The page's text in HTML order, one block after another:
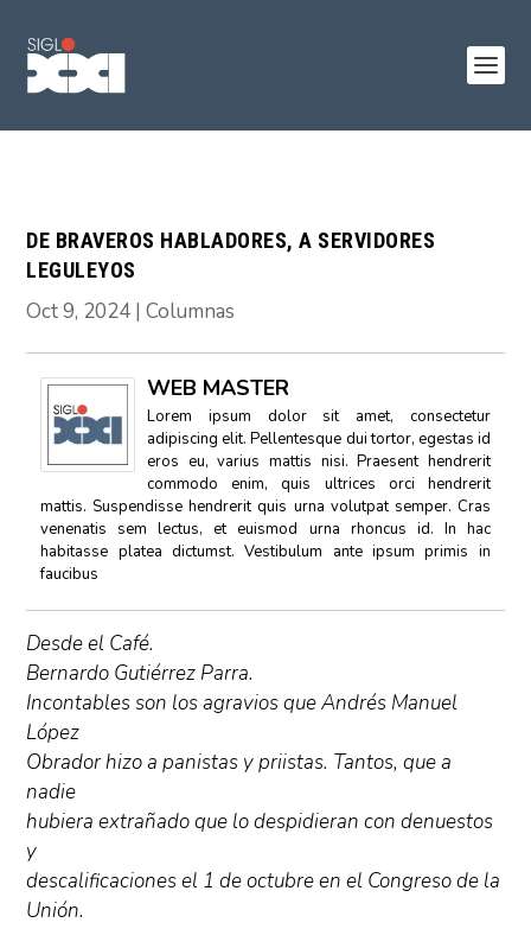
DE BRAVEROS HABLADORES, A SERVIDORES
LEGULEYOS
Oct 9, 2024 |Columnas
WEB MASTER
Lorem ipsum dolor sit amet, consectetur
adipiscing elit. Pellentesque dui tortor, egestas id
eros eu, varius mattis nisi. Praesent hendrerit
commodo enim, quis ultrices orci hendrerit
mattis. Suspendisse hendrerit quis urna volutpat semper. Cras
venenatis sem lectus, et euismod urna rhoncus id. In hac
habitasse platea dictumst. Vestibulum ante ipsum primis in
faucibus
Desde el Café.
Bernardo Gutiérrez Parra.
Incontables son los agravios que Andrés Manuel
López
Obrador hizo a panistas y priistas. Tantos, que a
nadie
hubiera extrañado que lo despidieran con denuestos
y
descalificaciones el 1 de octubre en el Congreso de la
Unión.